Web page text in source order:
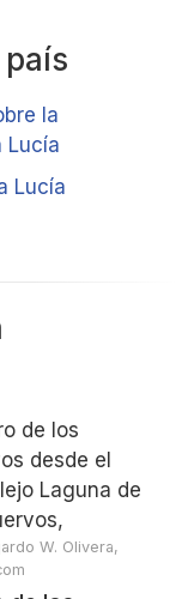
la
Lucía
Lucía
W. Olivera,